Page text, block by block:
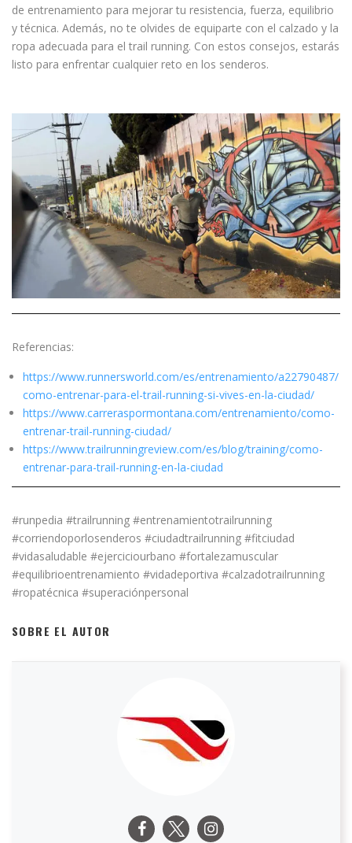
de entrenamiento para mejorar tu resistencia, fuerza, equilibrio
y técnica. Además, no te olvides de equiparte con el calzado y la
ropa adecuada para el trail running. Con estos consejos, estarás
listo para enfrentar cualquier reto en los senderos.
Referencias:
https://www.runnersworld.com/es/entrenamiento/a22790487/
como-entrenar-para-el-trail-running-si-vives-en-la-ciudad/
https://www.carreraspormontana.com/entrenamiento/como-
entrenar-trail-running-ciudad/
https://www.trailrunningreview.com/es/blog/training/como-
entrenar-para-trail-running-en-la-ciudad
#runpedia #trailrunning #entrenamientotrailrunning
#corriendoporlosenderos #ciudadtrailrunning #fitciudad
#vidasaludable #ejerciciourbano #fortalezamuscular
#equilibrioentrenamiento #vidadeportiva #calzadotrailrunning
#ropatécnica #superaciónpersonal
SOBRE EL AUTOR